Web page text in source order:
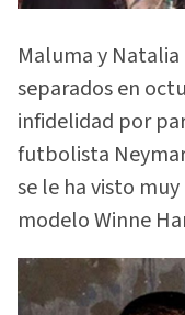
Maluma y
separados en
infidelidad por
futbolista
se le ha visto
modelo Winne